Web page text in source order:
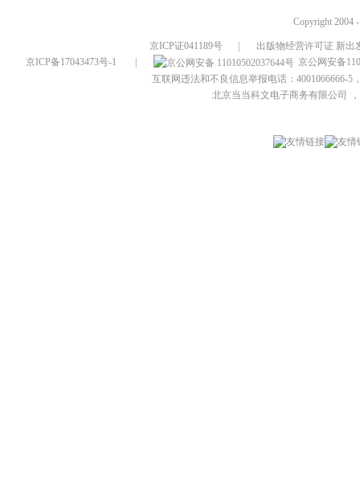
Copyright 2004
京ICP证041189号
出版物经营许可证 新出
京ICP备17043473号-1
京公网安备
互联网违法和不良信息举报电话：4001066666-5
北京当当科文电子商务有限公司